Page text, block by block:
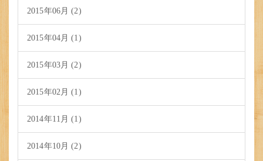
2015年06月 (2)
2015年04月 (1)
2015年03月 (2)
2015年02月 (1)
2014年11月 (1)
2014年10月 (2)